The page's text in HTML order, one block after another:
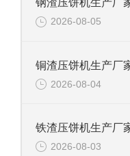
2026-08-05
2026-08-04
2026-08-03